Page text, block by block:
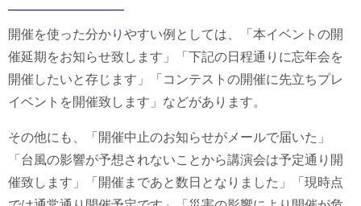
開催を使った分かりやすい例としては、「本イベントの開
催延期をお知らせ致します」「下記の日程通りに忘年会を
開催したいと存じます」「コンテストの開催に先立ちプレ
イベントを開催致します」などがあります。
その他にも、「開催中止のお知らせがメールで届いた」
「台風の影響が予想されないことから講演会は予定通り開
催致します」「開催まであと数日となりました」「現時点